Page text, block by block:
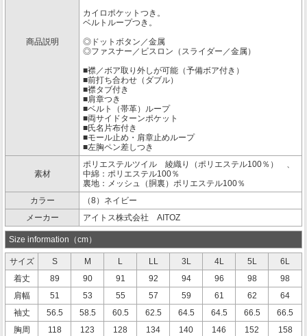
商品説明
カイロポケットつき。
ベルトループつき。
◎ドットボタン／金属
◎ファスナー／ビスロン（スライダー／金属）
■襟／ボア取り外しが可能（予備ボア付き）
■前打ち合わせ（ダブル）
■襟タブ付き
■肩章つき
■ベルト（帯革）ループ
■両サイドターンポケット
■氏名片布付き
■モール止め・肩章止めループ
■左胸ペン差しつき
素材
ポリエステルツイル 綾織り（ポリエステル100％） 、
中綿：ポリエステル100％
裏地：メッシュ（胴裏）ポリエステル100％
カラー
（8）ネイビー
メーカー
アイトス株式会社 AITOZ
Size information（cm）
サイズ S M L LL 3L 4L 5L
6L
着丈
89 90 91 92 94 96 98
98
肩幅
51 53 55 57 59 61 62
64
袖丈
56.5 58.5 60.5 62.5 64.5 64.5 66.5
66.5
胸周
118 123 128 134 140 146 152
158